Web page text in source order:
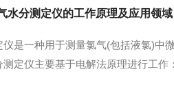
水分测定仪的工作原理及应用领域
仪‌是一种用于测量氯气(包括液氯)中
测定仪主要基于电解法原理进行工